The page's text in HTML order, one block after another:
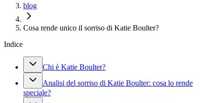
blog
Cosa rende unico il sorriso di Katie Boulter?
Indice
Chi è Katie Boulter?
Analisi del sorriso di Katie Boulter: cosa lo rende
speciale?